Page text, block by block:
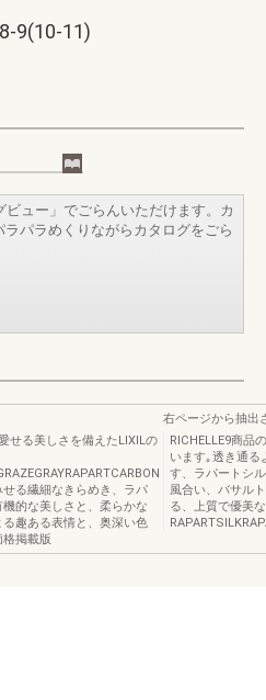
9(10-11)
ュー」でごらんいただけます。カ
パラめくりながらカタログをごら
せる美しさを備えたLIXILの
る繊細なきらめき、ラパ
的な美しさと、柔らかな
趣ある表情と、奥深い色
掲載版
右ページから抽出
RICHELLE9商品
います｡透き通る
す、ラパートシ
風合い、バサル
る、上質で優美